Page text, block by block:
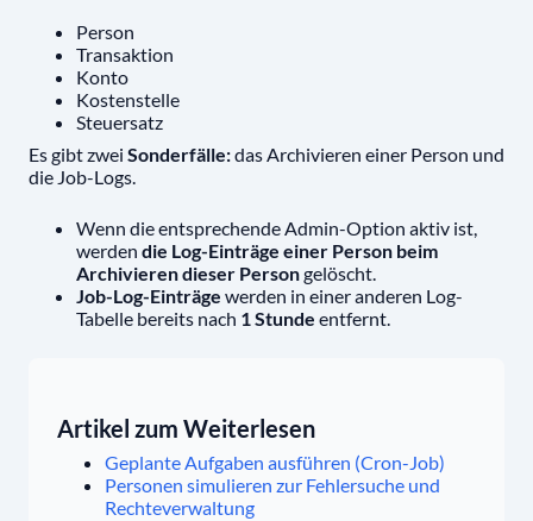
Person
Transaktion
Konto
Kostenstelle
Steuersatz
Es gibt zwei Sonderfälle:das Archivieren einer Person und
die Job-Logs.
Wenn die entsprechende Admin-Option aktiv ist,
werden die Log-Einträge einer Person beim
Archivieren dieser Persongelöscht.
Job-Log-Einträge werden in einer anderen Log-
Tabelle bereits nach 1 Stunde entfernt.
Artikel zum Weiterlesen
Geplante Aufgaben ausführen (Cron-Job)
Personen simulieren zur Fehlersuche und
Rechteverwaltung